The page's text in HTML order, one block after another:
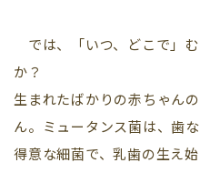
では、「いつ、どこで」
か？
生まれたばかりの赤ちゃん
ん。ミュータンス菌は、歯
得意な細菌で、乳歯の生え